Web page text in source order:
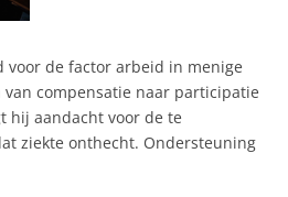
voor de factor arbeid in menige
compensatie naar participatie
hij aandacht voor de te
ziekte onthecht. Ondersteuning